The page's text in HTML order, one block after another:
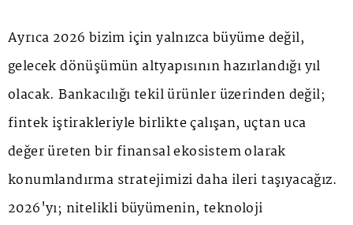
Ayrıca 2026 bizim için yalnızca büyüme değil,
gelecek dönüşümün altyapısının hazırlandığı yıl
olacak. Bankacılığı tekil ürünler üzerinden değil;
fintek iştirakleriyle birlikte çalışan, uçtan uca
değer üreten bir finansal ekosistem olarak
konumlandırma stratejimizi daha ileri taşıyacağız.
2026'yı; nitelikli büyümenin, teknoloji